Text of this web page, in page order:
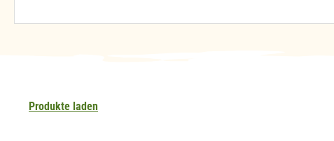
Produkte laden